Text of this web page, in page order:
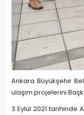
Ankara Büyükşehir
ulaşım projelerini
3 Eylül 2021 tarihinde